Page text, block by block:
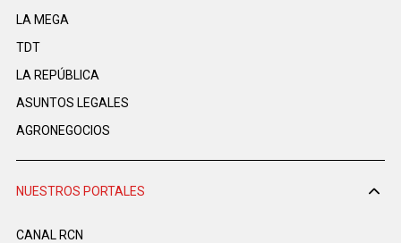
LA MEGA
TDT
LA REPÚBLICA
ASUNTOS LEGALES
AGRONEGOCIOS
NUESTROS PORTALES
CANAL RCN